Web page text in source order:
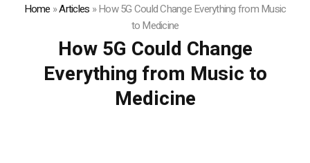
Home »Articles »How 5G Could Change Everything from Music
to Medicine
How 5G Could Change
Everything from Music to
Medicine